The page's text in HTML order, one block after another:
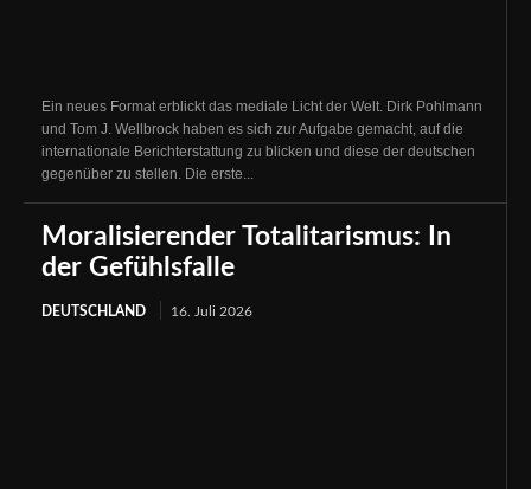
Ein neues Format erblickt das mediale Licht der Welt. Dirk Pohlmann
und Tom J. Wellbrock haben es sich zur Aufgabe gemacht, auf die
internationale Berichterstattung zu blicken und diese der deutschen
gegenüber zu stellen. Die erste...
Moralisierender Totalitarismus: In
der Gefühlsfalle
DEUTSCHLAND 16. Juli 2026